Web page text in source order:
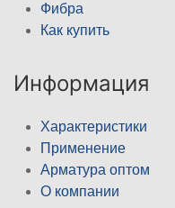
Фибра
Как купить
Информация
Характеристики
Применение
Арматура оптом
О компании